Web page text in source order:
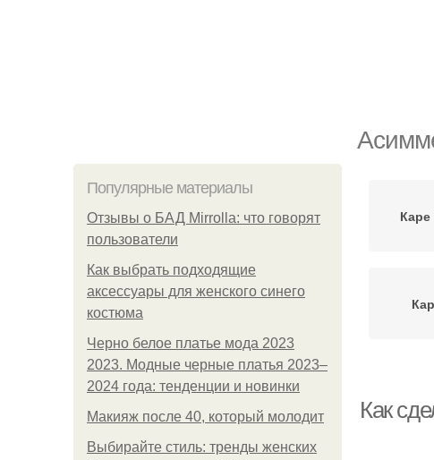
Популярные материалы
Отзывы о БАД Mirrolla: что говорят
пользователи
Как выбрать подходящие
аксессуары для женского синего
костюма
Черно белое платье мода 2023
2023. Модные черные платья 2023–
2024 года: тенденции и новинки
Макияж после 40, который молодит
Выбирайте стиль: тренды женских
Каре
Как